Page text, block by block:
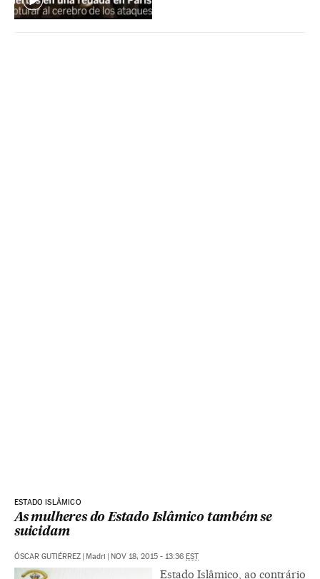
ESTADO ISLÂMICO
As mulheres do Estado Islâmico também se
suicidam
ÓSCAR GUTIÉRREZ Madri NOV 18, 2015 - 13:36 EST
Estado Islâmico, ao contrário